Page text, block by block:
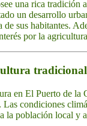
una rica tradición
un desarrollo
de sus habitantes.
por la
en El Puerto de la
Las condiciones
la población local y